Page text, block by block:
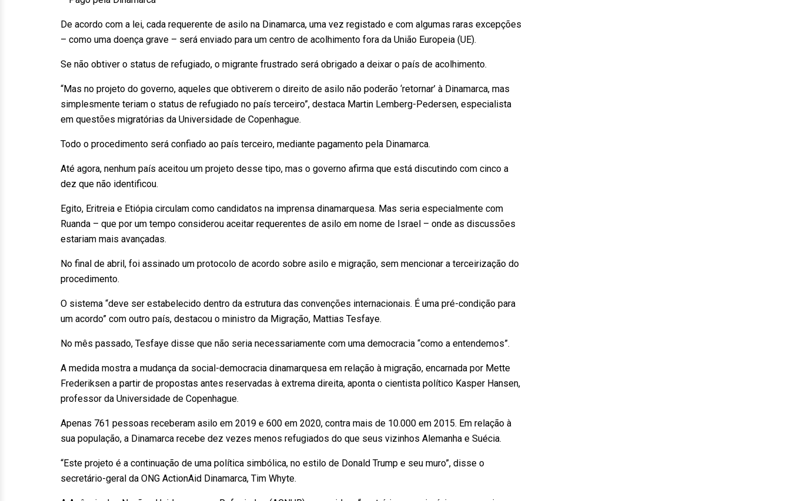
De acordo com a lei, cada requerente de asilo na Dinamarca, uma vez registado e com algumas raras excepções
– como uma doença grave – será enviado para um centro de acolhimento fora da União Europeia (UE).
Se não obtiver o status de refugiado, o migrante frustrado será obrigado a deixar o país de acolhimento.
“Mas no projeto do governo, aqueles que obtiverem o direito de asilo não poderão ‘retornar’ à Dinamarca, mas
simplesmente teriam o status de refugiado no país terceiro”, destaca Martin Lemberg-Pedersen, especialista
em questões migratórias da Universidade de Copenhague.
Todo o procedimento será confiado ao país terceiro, mediante pagamento pela Dinamarca.
Até agora, nenhum país aceitou um projeto desse tipo, mas o governo afirma que está discutindo com cinco a
dez que não identificou.
Egito, Eritreia e Etiópia circulam como candidatos na imprensa dinamarquesa. Mas seria especialmente com
Ruanda – que por um tempo considerou aceitar requerentes de asilo em nome de Israel – onde as discussões
estariam mais avançadas.
No final de abril, foi assinado um protocolo de acordo sobre asilo e migração, sem mencionar a terceirização do
procedimento.
O sistema “deve ser estabelecido dentro da estrutura das convenções internacionais. É uma pré-condição para
um acordo” com outro país, destacou o ministro da Migração, Mattias Tesfaye.
No mês passado, Tesfaye disse que não seria necessariamente com uma democracia “como a entendemos”.
A medida mostra a mudança da social-democracia dinamarquesa em relação à migração, encarnada por Mette
Frederiksen a partir de propostas antes reservadas à extrema direita, aponta o cientista político Kasper Hansen,
professor da Universidade de Copenhague.
Apenas 761 pessoas receberam asilo em 2019 e 600 em 2020, contra mais de 10.000 em 2015. Em relação à
sua população, a Dinamarca recebe dez vezes menos refugiados do que seus vizinhos Alemanha e Suécia.
“Este projeto é a continuação de uma política simbólica, no estilo de Donald Trump e seu muro”, disse o
secretário-geral da ONG ActionAid Dinamarca, Tim Whyte.